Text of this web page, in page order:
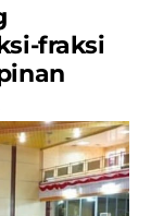
fraksi